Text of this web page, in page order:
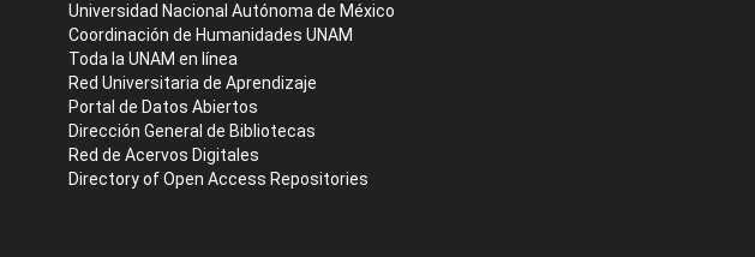
Universidad Nacional Autónoma de México
Coordinación de Humanidades UNAM
Toda la UNAM en línea
Red Universitaria de Aprendizaje
Portal de Datos Abiertos
Dirección General de Bibliotecas
Red de Acervos Digitales
Directory of Open Access Repositories